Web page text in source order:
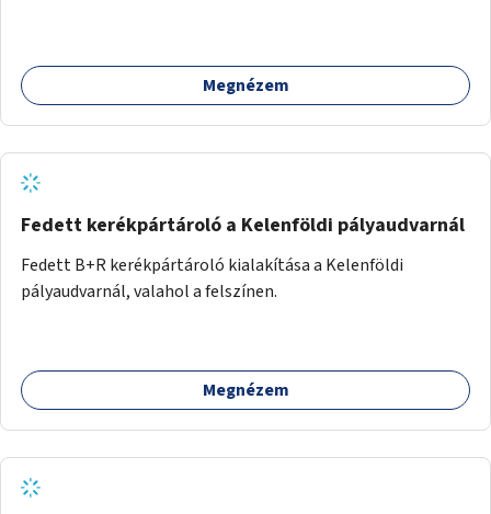
Megnézem
Fedett kerékpártároló a Kelenföldi pályaudvarnál
Fedett B+R kerékpártároló kialakítása a Kelenföldi
pályaudvarnál, valahol a felszínen.
Megnézem